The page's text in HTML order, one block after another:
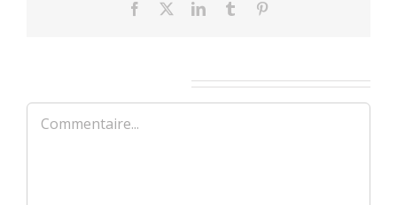
Facebook LinkedInTumblr
Commentaire